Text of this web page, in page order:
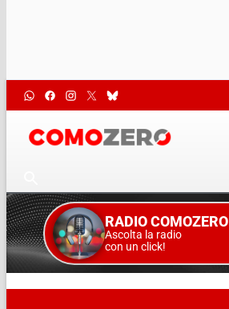
RADIO COMOZERO
Ascolta la radio
con un click!